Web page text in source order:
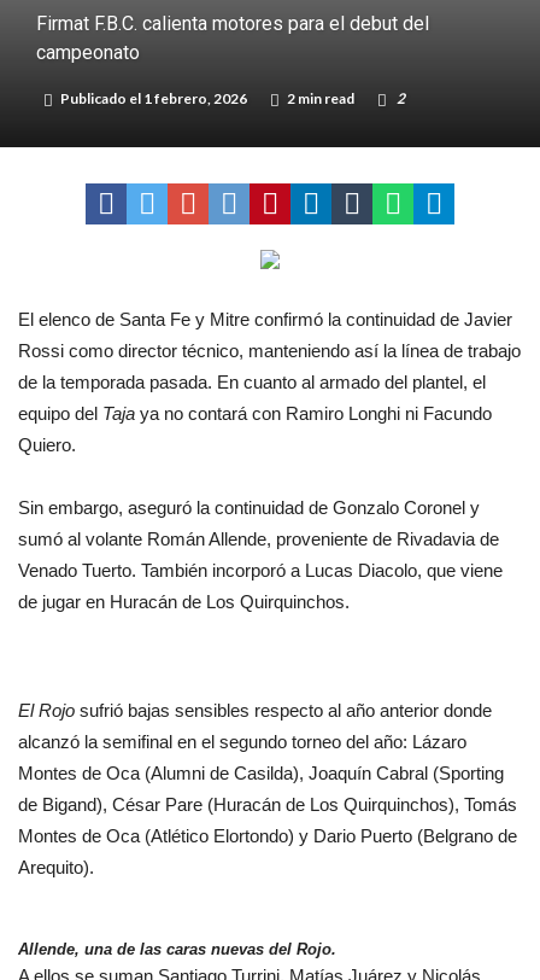
Selección Argentina
Roxana Carabajal dejó su huella en la peña de Casino Melincué
Firmat F.B.C. calienta motores para el debut del
campeonato
Publicado el 1 febrero, 2026 2 min read 2
El elenco de Santa Fe y Mitre confirmó la continuidad de Javier
Rossi como director técnico, manteniendo así la línea de trabajo
de la temporada pasada. En cuanto al armado del plantel, el
equipo del Taja ya no contará con Ramiro Longhi ni Facundo
Quiero.
Sin embargo, aseguró la continuidad de Gonzalo Coronel y
sumó al volante Román Allende, proveniente de Rivadavia de
Venado Tuerto. También incorporó a Lucas Diacolo, que viene
de jugar en Huracán de Los Quirquinchos.
El Rojo sufrió bajas sensibles respecto al año anterior donde
alcanzó la semifinal en el segundo torneo del año: Lázaro
Montes de Oca (Alumni de Casilda), Joaquín Cabral (Sporting
de Bigand), César Pare (Huracán de Los Quirquinchos), Tomás
Montes de Oca (Atlético Elortondo) y Dario Puerto (Belgrano de
Arequito).
Allende, una de las caras nuevas del Rojo.
A ellos se suman Santiago Turrini, Matías Juárez y Nicolás